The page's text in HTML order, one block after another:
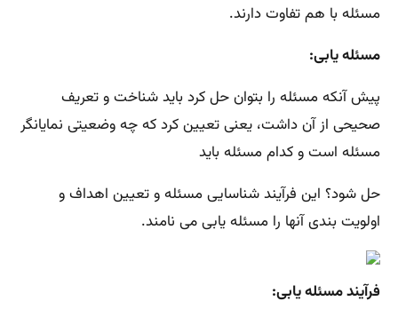
مسئله با هم تفاوت دارند.
مسئله یابی:
پیش آنکه مسئله را بتوان حل کرد باید شناخت و تعریف
صحیحی از آن داشت، یعنی تعیین کرد که چه وضعیتی نمایانگر
مسئله است و کدام مسئله باید
حل شود؟ این فرآیند شناسایی مسئله و تعیین اهداف و
اولویت بندی آنها را مسئله یابی می نامند.
فرآیند مسئله یابی: